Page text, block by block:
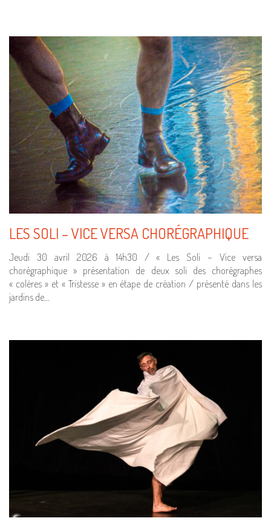
LES SOLI – VICE VERSA CHORÉGRAPHIQUE
Jeudi 30 avril 2026 à 14h30 / « Les Soli – Vice versa
chorégraphique » présentation de deux soli des chorégraphes
« colères » et « Tristesse » en étape de création / présenté dans les
jardins de…